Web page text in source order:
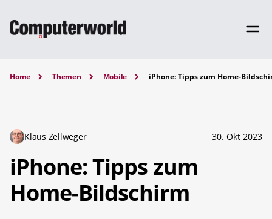
Home Themen Mobile iPhone: Tipps zum Home-
Klaus Zellweger 30. Okt 2023
iPhone: Tipps zum
Home-Bildschirm